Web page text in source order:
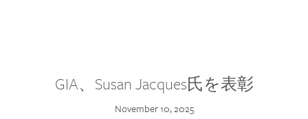
GIA、Susan Jacques氏を表彰
November 10, 2025